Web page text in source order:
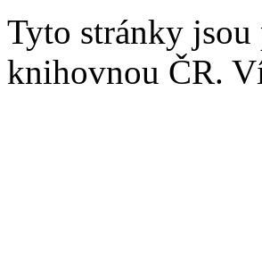
Tyto stránky
knihovnou ČR.